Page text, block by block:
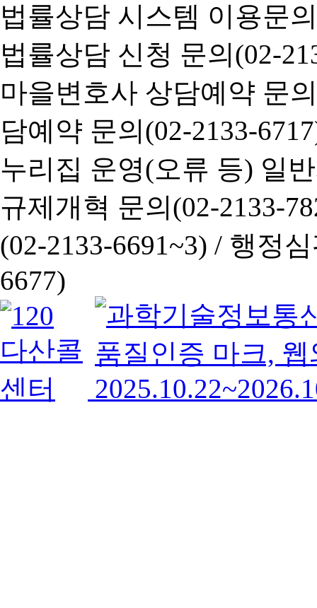
법률상담 시스템 이용문
법률상담 신청 문의(02-
마을변호사 상담예약 문
담예약 문의(02-2133-
누리집 운영(오류 등) 일
규제개혁 문의(02-2133-
(02-2133-6691~3) / 행정심
6677)